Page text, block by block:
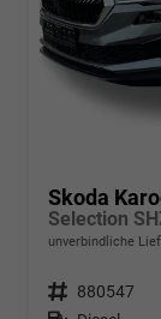
Skoda
Selection
unverbindliche
Fahrzeugnr. 880547